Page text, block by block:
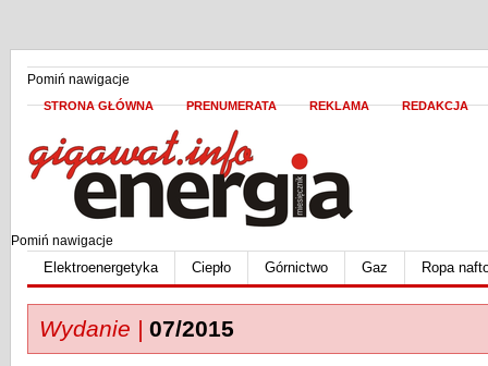
Pomiń nawigacje
STRONA GŁÓWNA PRENUMERATA REKLAMA REDAKCJA
Pomiń nawigacje
Elektroenergetyka Ciepło Górnictwo Gaz Ropa
Wydanie | 07/2015